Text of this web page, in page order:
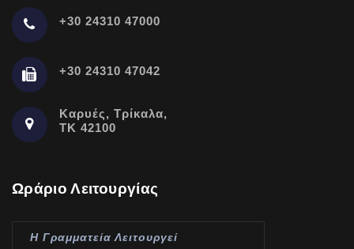
+30 24310 47000
+30 24310 47042
Καρυές, Τρίκαλα,
ΤΚ 42100
Ωράριο Λειτουργίας
Η Γραμματεία Λειτουργεί